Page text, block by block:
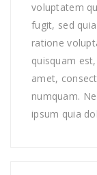
voluptatem
fugit, sed
ratione
quisquam
amet,
numquam.
ipsum quia